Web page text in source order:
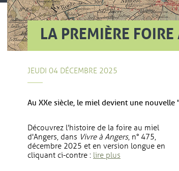
LA PREMIÈRE
JEUDI 04 DÉCEMBRE 2025
Au XXe siècle, le miel devient une
Découvrez l'histoire de la foire au miel
d'Angers, dans Vivre à Angers, n° 475,
décembre 2025 et en version longue en
cliquant ci-contre : lire plus